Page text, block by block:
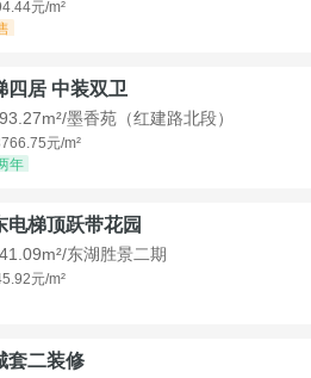
元/m²
四居 中装双卫
墨香苑（红建路北段）
元/m²
年
电梯顶跃带花园
东湖胜景二期
元/m²
套二装修